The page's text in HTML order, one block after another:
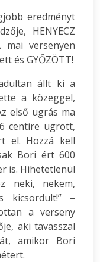
eredményt
HENYECZ
mai versenyen
és GYŐZÖTT!
állt ki a
a közeggel,
első ugrás ma
centire ugrott,
el. Hozzá kell
Bori ért 600
is. Hihetetlenül
neki, nekem,
kicsordult!” –
a verseny
aki tavasszal
amikor Bori